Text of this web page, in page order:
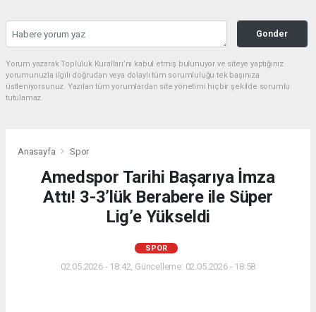
Gonder
Yorum yazarak Topluluk Kuralları’nı kabul etmiş bulunuyor ve siteye yaptığınız
yorumunuzla ilgili doğrudan veya dolaylı tüm sorumluluğu tek başınıza
üstleniyorsunuz. Yazılan tüm yorumlardan site yönetimi hiçbir şekilde sorumlu
tutulamaz.
Anasayfa Spor
Amedspor Tarihi Başarıya İmza
Attı! 3-3’lük Berabere ile Süper
Lig’e Yükseldi
SPOR
02.05.2026 - 18:42, Güncelleme: 02.05.2026 - 18:58